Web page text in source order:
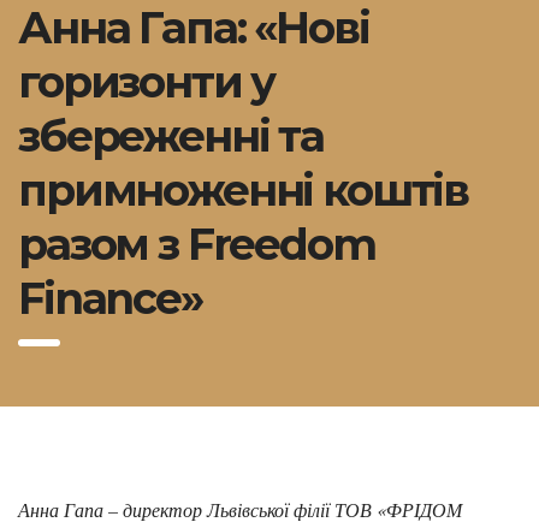
Анна Гапа: «Нові
горизонти у
збереженні та
примноженні коштів
разом з Freedom
Finance»
Анна Гапа – директор Львівської філії ТОВ «ФРІДОМ